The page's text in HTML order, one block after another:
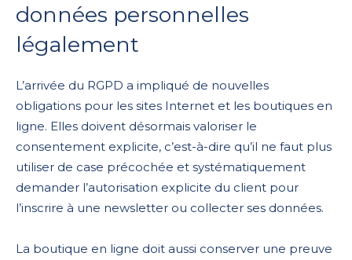
données personnelles
légalement
L’arrivée du RGPD a impliqué de nouvelles
obligations pour les sites Internet et les boutiques en
ligne. Elles doivent désormais valoriser le
consentement explicite, c’est-à-dire qu’il ne faut plus
utiliser de case précochée et systématiquement
demander l’autorisation explicite du client pour
l’inscrire à une newsletter ou collecter ses données.
La boutique en ligne doit aussi conserver une preuve